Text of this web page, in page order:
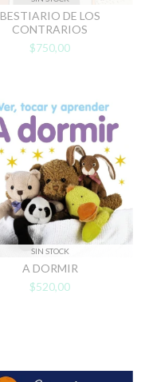
BESTIARIO DE LOS
CONTRARIOS
$750,00
SIN STOCK
A DORMIR
$520,00